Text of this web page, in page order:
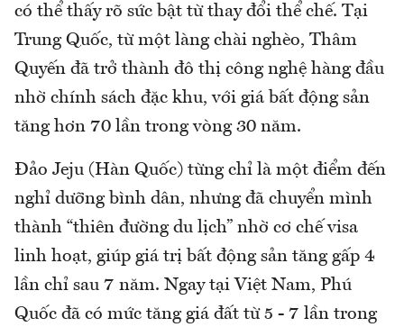
có thể thấy rõ sức bật từ thay đổi thể chế. Tại
Trung Quốc, từ một làng chài nghèo, Thâm
Quyến đã trở thành đô thị công nghệ hàng đầu
nhờ chính sách đặc khu, với giá bất động sản
tăng hơn 70 lần trong vòng 30 năm.
Đảo Jeju (Hàn Quốc) từng chỉ là một điểm đến
nghỉ dưỡng bình dân, nhưng đã chuyển mình
thành “thiên đường du lịch” nhờ cơ chế visa
linh hoạt, giúp giá trị bất động sản tăng gấp 4
lần chỉ sau 7 năm. Ngay tại Việt Nam, Phú
Quốc đã có mức tăng giá đất từ 5 - 7 lần trong